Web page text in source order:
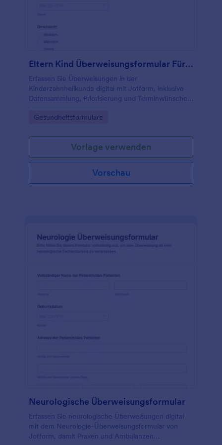
Eltern Kind Überweisungsformular Für Kinderzahnmedizin
Erfassen Sie Überweisungen in der
Kinderzahnheilkunde digital mit Jotform, inklusive
Datensammlung, Priorisierung und Terminwünschen,
Informationen schneller weitergeben und
Go to Category:
Gesundheitsformulare
Vorlage verwenden
Vorschau
Neurologische Überweisungsformular
Erfassen Sie neurologische Überweisungen digital
mit dem Neurologie-Überweisungsformular von
Jotform, damit Praxen und Ambulanzen